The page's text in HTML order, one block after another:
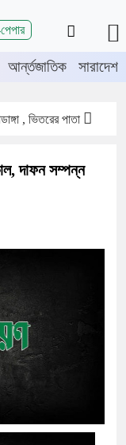
সওজের
আর্ন্তজাতিক সারাদেশ
, ভিতরের পাতা
দাফন সম্পন্ন